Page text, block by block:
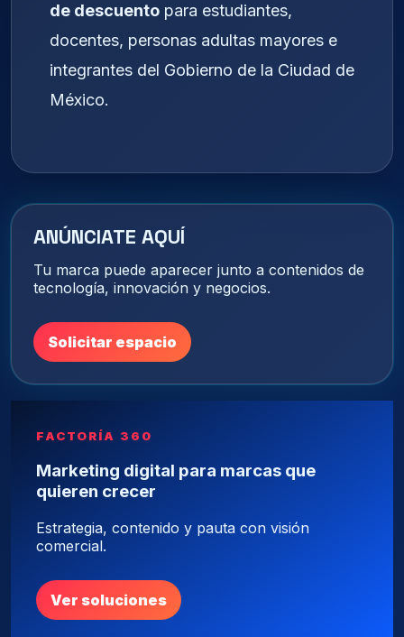
de descuento para estudiantes,
docentes, personas adultas mayores e
integrantes del Gobierno de la Ciudad de
México.
ANÚNCIATE AQUÍ
Tu marca puede aparecer junto a contenidos de
tecnología, innovación y negocios.
Solicitar espacio
FACTORÍA 360
Marketing digital para marcas que
quieren crecer
Estrategia, contenido y pauta con visión
comercial.
Ver soluciones